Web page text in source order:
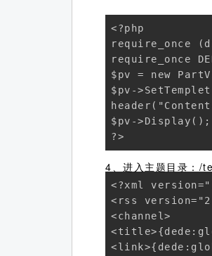
<?php
require_once
require_once
$pv = new
$pv-
$pv->Display();
?>
4、进入主题目录：/
<?xml
<rss
<channel>